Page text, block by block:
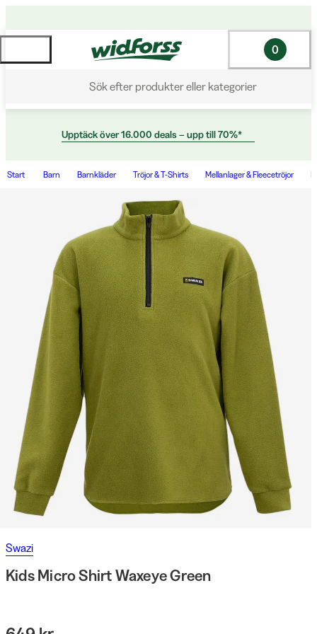
Sök efter produkter eller kategorier
0
Upptäck över 16.000 deals – upp till 70%*
Start Barn Barnkläder Tröjor & T-Shirts Mellanlager & Fleecetröjor
Swazi
Kids Micro Shirt Waxeye Green